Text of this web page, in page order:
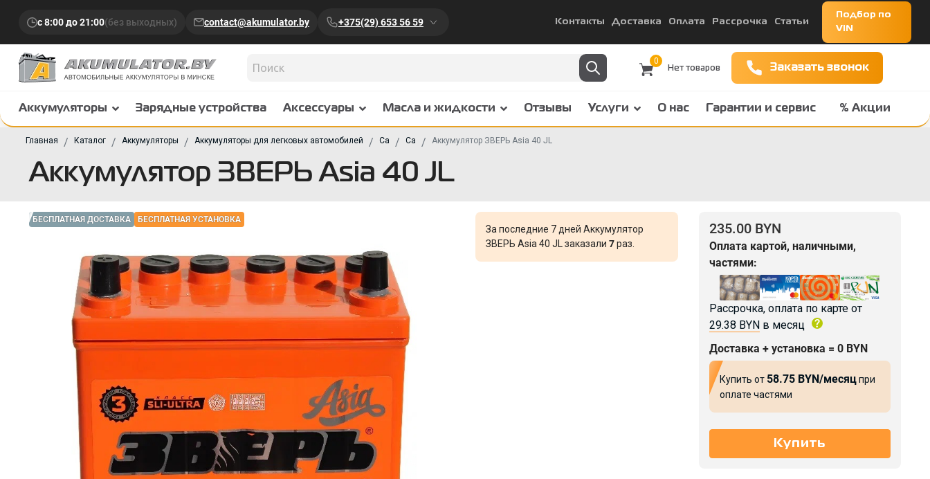
с 8:00 до 21:00(без выходных) contact@akumulator.by +375(29) 653 56 59 Контакты Доставка Оплата Рассрочка Статьи
Подбор по
VIN
0
Заказать звонок
Аккумуляторы Зарядные устройства Аксессуары Масла и жидкости Отзывы Услуги О нас Гарантии и сервис % Акции
Главная Каталог Аккумуляторы Аккумуляторы для легковых автомобилей Ca Ca Аккумулятор ЗВЕРЬ Asia 40 JL
Аккумулятор ЗВЕРЬ Asia 40 JL
БЕСПЛАТНАЯ ДОСТАВКА БЕСПЛАТНАЯ УСТАНОВКА
За последние 7 дней Аккумулятор
ЗВЕРЬ Asia 40 JL заказали 7раз.
235.00 BYN
Оплата картой, наличными,
частями:
Рассрочка, оплата по карте от
29.38 BYNв месяц
Доставка + установка = 0 BYN
Купить от 58.75 BYN/месяцпри
оплате частями